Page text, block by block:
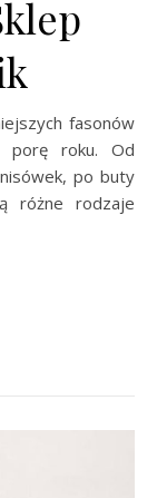
fasonów
porę roku. Od
po buty
różne rodzaje